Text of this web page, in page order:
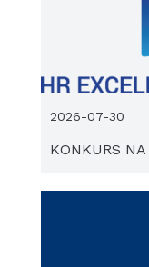
KONKURS
2026-07-30